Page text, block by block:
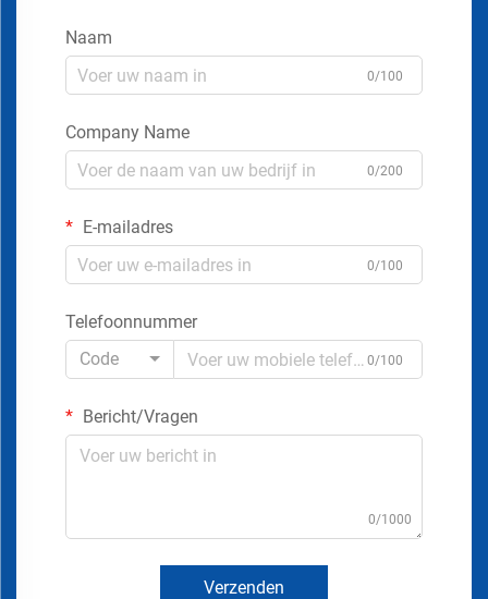
Naam
0/100
Company Name
0/200
E-mailadres
0/100
Telefoonnummer
Code
0/100
Bericht/Vragen
0/1000
Verzenden